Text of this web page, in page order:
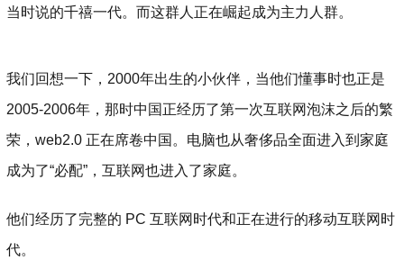
当时说的千禧一代。而这群人正在崛起成为主力人群。
我们回想一下，2000年出生的小伙伴，当他们懂事时也正是
2005-2006年，那时中国正经历了第一次互联网泡沫之后的繁
荣，web2.0 正在席卷中国。电脑也从奢侈品全面进入到家庭
成为了“必配”，互联网也进入了家庭。
他们经历了完整的 PC 互联网时代和正在进行的移动互联网时
代。